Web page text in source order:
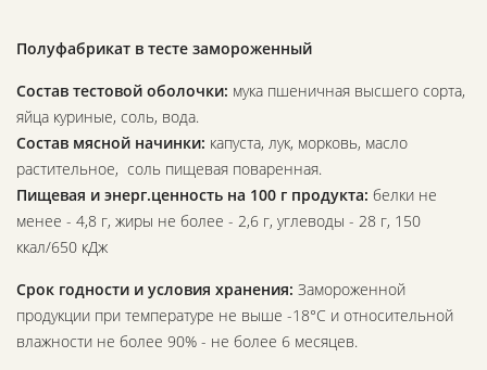
Полуфабрикат в тесте замороженный
Состав тестовой оболочки: мука пшеничная высшего сорта,
яйца куриные, соль, вода.
Состав мясной начинки: капуста, лук, морковь, масло
растительное, соль пищевая поваренная.
Пищевая и энерг.ценность на 100 г продукта: белки не
менее - 4,8 г, жиры не более - 2,6 г, углеводы - 28 г, 150
ккал/650 кДж
Срок годности и условия хранения: Замороженной
продукции при температуре не выше -18°С и относительной
влажности не более 90% - не более 6 месяцев.